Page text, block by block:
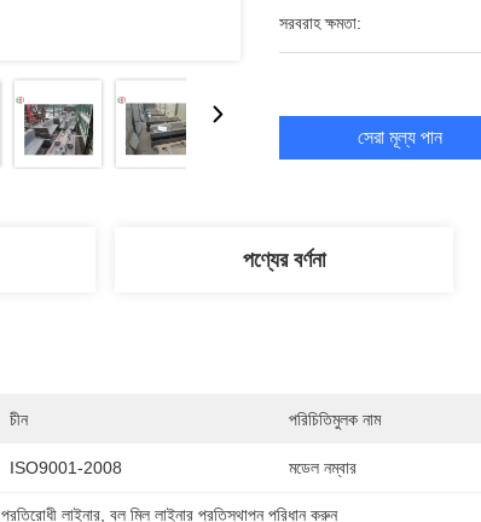
সরবরাহ ক্ষমতা:
সেরা মূল্য পান
পণ্যের বর্ণনা
চীন পরিচিতিমুলক নাম
ISO9001-2008 মডেল নম্বার
প্রতিরোধী লাইনার , বল মিল লাইনার প্রতিস্থাপন পরিধান করুন